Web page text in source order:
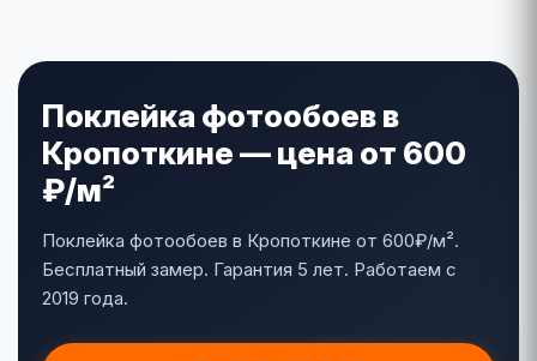
Поклейка фотообоев в
Кропоткине — цена от 600
₽/м²
Поклейка фотообоев в Кропоткине от 600₽/м².
Бесплатный замер. Гарантия 5 лет. Работаем с
2019 года.